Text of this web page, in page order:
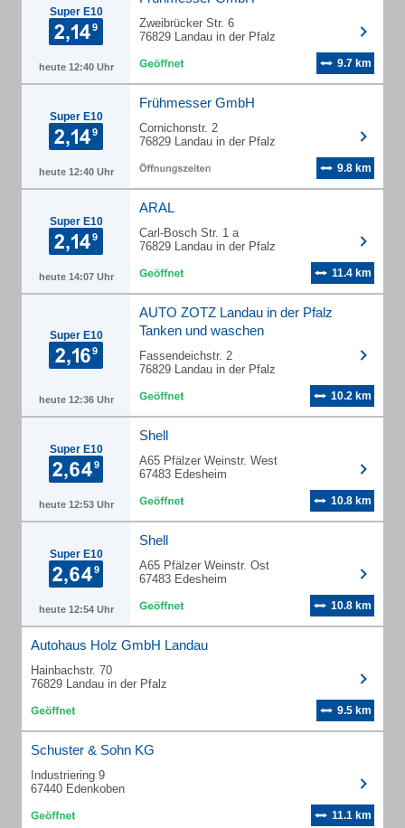
Super E10
heute 12:40 Uhr
Zweibrücker Str. 6
76829 Landau in der Pfalz
9.7 km
Super E10
heute 12:40 Uhr
Frühmesser GmbH
Cornichonstr. 2
76829 Landau in der Pfalz
9.8 km
Super E10
heute 14:07 Uhr
ARAL
Carl-Bosch Str. 1 a
76829 Landau in der Pfalz
11.4 km
Super E10
heute 12:36 Uhr
AUTO ZOTZ Landau in der Pfalz
Tanken und waschen
Fassendeichstr. 2
76829 Landau in der Pfalz
10.2 km
Super E10
heute 12:53 Uhr
Shell
A65 Pfälzer Weinstr. West
67483 Edesheim
10.8 km
Super E10
heute 12:54 Uhr
Shell
A65 Pfälzer Weinstr. Ost
67483 Edesheim
10.8 km
Autohaus Holz GmbH Landau
Hainbachstr. 70
76829 Landau in der Pfalz
9.5 km
Schuster & Sohn KG
Industriering 9
67440 Edenkoben
11.1 km